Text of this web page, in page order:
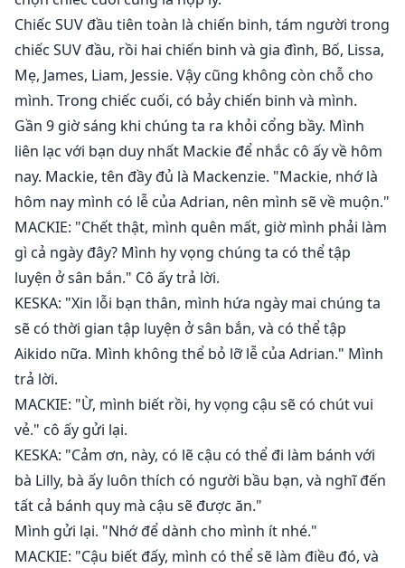
Chiếc SUV đầu tiên toàn là chiến binh, tám người trong
chiếc SUV đầu, rồi hai chiến binh và gia đình, Bố, Lissa,
Mẹ, James, Liam, Jessie. Vậy cũng không còn chỗ cho
mình. Trong chiếc cuối, có bảy chiến binh và mình.
Gần 9 giờ sáng khi chúng ta ra khỏi cổng bầy. Mình
liên lạc với bạn duy nhất Mackie để nhắc cô ấy về hôm
nay. Mackie, tên đầy đủ là Mackenzie. "Mackie, nhớ là
hôm nay mình có lễ của Adrian, nên mình sẽ về muộn."
MACKIE: "Chết thật, mình quên mất, giờ mình phải làm
gì cả ngày đây? Mình hy vọng chúng ta có thể tập
luyện ở sân bắn." Cô ấy trả lời.
KESKA: "Xin lỗi bạn thân, mình hứa ngày mai chúng ta
sẽ có thời gian tập luyện ở sân bắn, và có thể tập
Aikido nữa. Mình không thể bỏ lỡ lễ của Adrian." Mình
trả lời.
MACKIE: "Ừ, mình biết rồi, hy vọng cậu sẽ có chút vui
vẻ." cô ấy gửi lại.
KESKA: "Cảm ơn, này, có lẽ cậu có thể đi làm bánh với
bà Lilly, bà ấy luôn thích có người bầu bạn, và nghĩ đến
tất cả bánh quy mà cậu sẽ được ăn."
Mình gửi lại. "Nhớ để dành cho mình ít nhé."
MACKIE: "Cậu biết đấy, mình có thể sẽ làm điều đó, và